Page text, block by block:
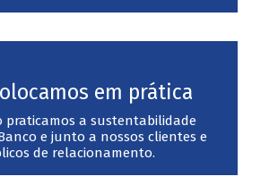
em prática
praticamos a sustentabilidade
e junto a nossos clientes e
de relacionamento.